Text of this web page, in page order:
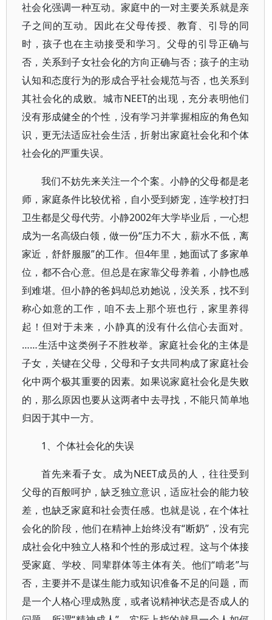
社会化强调一种互动。家庭中的一对主要关系就是亲
子之间的互动。因此在父母传授、教育、引导的同
时，孩子也在主动接受和学习。父母的引导正确与
否，关系到子女社会化的方向正确与否；孩子的主动
认知和态度行为的形成合乎社会规范与否，也关系到
其社会化的成败。城市NEET的出现，充分表明他们
没有形成健全的个性，没有学习并掌握相应的角色知
识，更无法适应社会生活，折射出家庭社会化和个体
社会化的严重失误。
我们不妨先来关注一个个案。小静的父母都是老
师，家庭条件比较优裕，自小受到娇宠，连学校打扫
卫生都是父母代劳。小静2002年大学毕业后，一心想
成为一名高级白领，做一份“压力不大，薪水不低，离
家近，舒舒服服”的工作。但4年里，她面试了多家单
位，都不合心意。但总是在家靠父母养着，小静也感
到难堪。但小静的爸妈却总劝她说，没关系，找不到
称心如意的工作，咱不去上那个班也行，家里养得
起！但对于未来，小静真的没有什么信心去面对。
……生活中这类例子不胜枚举。家庭社会化的主体是
子女，关键在父母，父母和子女共同构成了家庭社会
化中两个极其重要的因素。如果说家庭社会化是失败
的，那么原因也要从这两者中去寻找，不能只简单地
归因于其中一方。
1、个体社会化的失误
首先来看子女。成为NEET成员的人，往往受到
父母的百般呵护，缺乏独立意识，适应社会的能力较
差，也缺乏家庭和社会责任感。也就是说，在个体社
会化的阶段，他们在精神上始终没有“断奶”，没有完
成社会化中独立人格和个性的形成过程。这与个体接
受家庭、学校、同辈群体等主体有关。他们“啃老”与
否，主要并不是谋生能力或知识准备不足的问题，而
是一个人格心理成熟度，或者说精神状态是否成人的